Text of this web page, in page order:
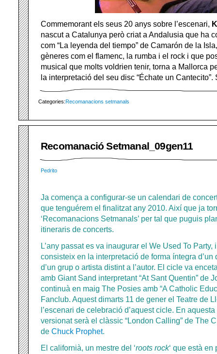
Commemorant els seus 20 anys sobre l’escenari,
nascut a Catalunya però criat a Andalusia que ha
com “La leyenda del tiempo” de Camarón de la
gèneres com el flamenc, la rumba i el rock i que
musical que molts voldrien tenir, torna a Mallorca
la interpretació del seu disc “Échate un Cantecito”.
Categories:Recomanacions setmanals
Recomanació Setmanal_09gen11
Pedrito
Ja comença a configurar-se un calendari de
que tenguérem el finalitzat any 2010. Així que ja
‘Recomanacions Setmanals’ per tal que puguis
itineraris de concerts.
L’any passat es va inaugurar el We Used To Party,
consisteix en la interpretació de forma íntegra d’un
d’un grup o artista distint a l’autor. El cicle va
amb Giant Sand interpretant “At Sant Quentin” de
continuà en maig The Posies amb “A Catholic
Fanclub. Aquest dimarts 11 de gener el Teatre de
l’escenari de celebració d’aquest cicle. En
versionat serà el clàssic “London Calling” de The
de Chuck Prophet.
El californià, un mestre del ‘roots rock‘ que està en